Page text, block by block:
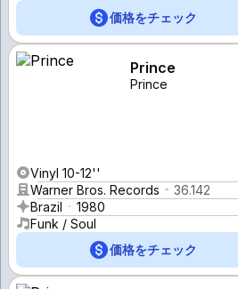
価格をチェック
Prince
Prince
Vinyl 10-12''
Warner Bros. Records
36.142
Brazil
1980
Funk / Soul
価格をチェック